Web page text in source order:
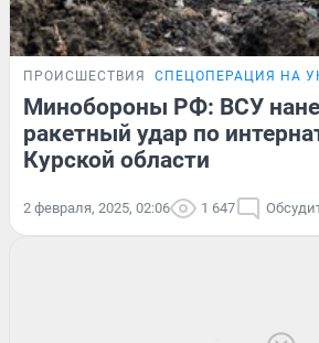
ПРОИСШЕСТВИЯ СПЕЦОПЕРАЦИЯ НА
Минобороны РФ: ВСУ
ракетный удар по
Курской области
2 февраля, 2025, 02:06 1 647